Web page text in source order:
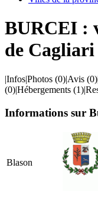
BURCEI :
de Cagliari
|Infos|Photos (0)|Avis (0)
(0)|Hébergements (1)|
Informations sur
Blason